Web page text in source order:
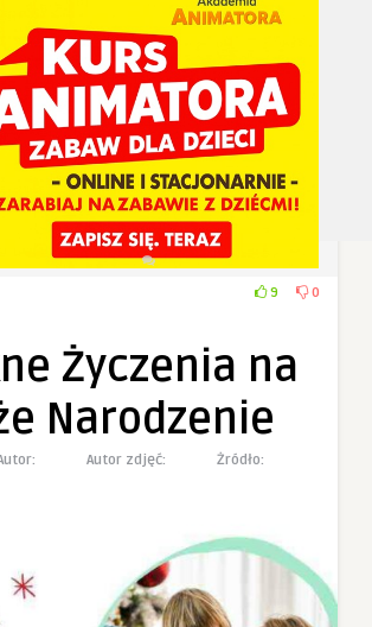
Wyświetlenia 0 Komentarzy
9 0
Życzenia na
Narodzenie
Autor zdjęć: Żródło: